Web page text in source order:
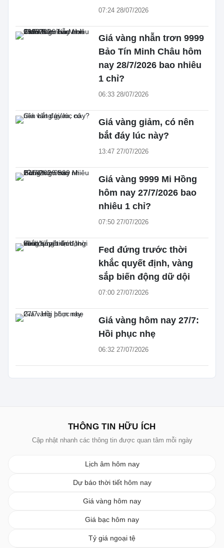
07:24 28/07/2026
Giá vàng nhẫn trơn 9999
Bảo Tín Minh Châu hôm
nay 28/7/2026 bao nhiêu
1 chỉ?
06:33 28/07/2026
Giá vàng giảm, có nên
bắt đáy lúc này?
13:47 27/07/2026
Giá vàng 9999 Mi Hồng
hôm nay 27/7/2026 bao
nhiêu 1 chỉ?
07:50 27/07/2026
Fed đứng trước thời
khắc quyết định, vàng
sắp biến động dữ dội
07:00 27/07/2026
Giá vàng hôm nay 27/7:
Hồi phục nhẹ
06:32 27/07/2026
THÔNG TIN HỮU ÍCH
Cập nhật nhanh các thông tin được quan tâm mỗi ngày
Lịch âm hôm nay
Dự báo thời tiết hôm nay
Giá vàng hôm nay
Giá bạc hôm nay
Tỷ giá ngoại tệ